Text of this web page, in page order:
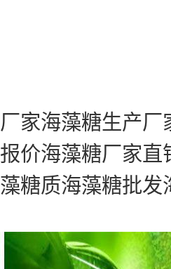
厂家海藻糖生产
报价海藻糖厂家直
藻糖质海藻糖批